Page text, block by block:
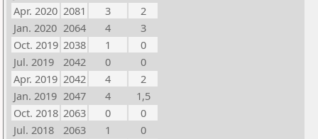
Apr. 2020 2081 3
2
Jan. 2020 2064 4
3
Oct. 2019 2038 1
0
Jul. 2019
2042 0
0
Apr. 2019 2042 4
2
Jan. 2019 2047 4
1,5
Oct. 2018 2063 0
0
Jul. 2018
2063 1
0